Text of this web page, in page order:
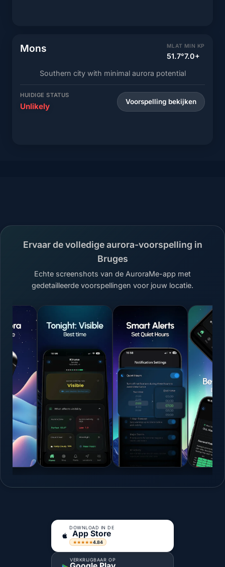
Mons MLAT
51.7°
MIN KP
7.0+
Southern city with minimal aurora potential
HUIDIGE STATUS
Unlikely Voorspelling bekijken
Ervaar de volledige aurora-voorspelling in
Bruges
Echte screenshots van de AuroraMe-app met
gedetailleerde voorspellingen voor jouw locatie.
DOWNLOAD IN DE
App Store
★★★★★4.84
VERKRIJGBAAR OP